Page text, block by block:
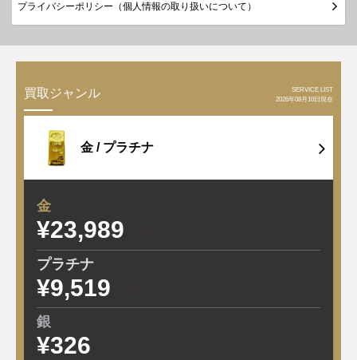
プライバシーポリシー（個人情報の取り扱いについて）
買取ジャンル
SERVICE LIST
2026年08月10日現在
金 / プラチナ
金
¥23,989
プラチナ
¥9,519
銀
¥326